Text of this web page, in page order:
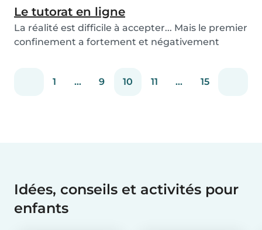
Le tutorat en ligne
La réalité est difficile à accepter... Mais le premier
confinement a fortement et négativement
sauveurs ou sauveuses en aidant vos enfants
1 ... 9 10 11 ... 15
Idées, conseils et activités pour
enfants